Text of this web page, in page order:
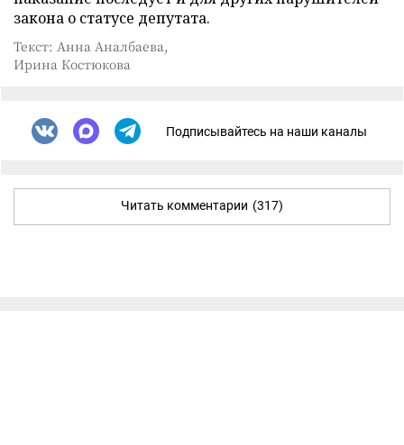
закона о статусе депутата.
Текст: Анна Аналбаева,
Ирина Костюкова
Подписывайтесь на наши каналы
Читать комментарии (317)